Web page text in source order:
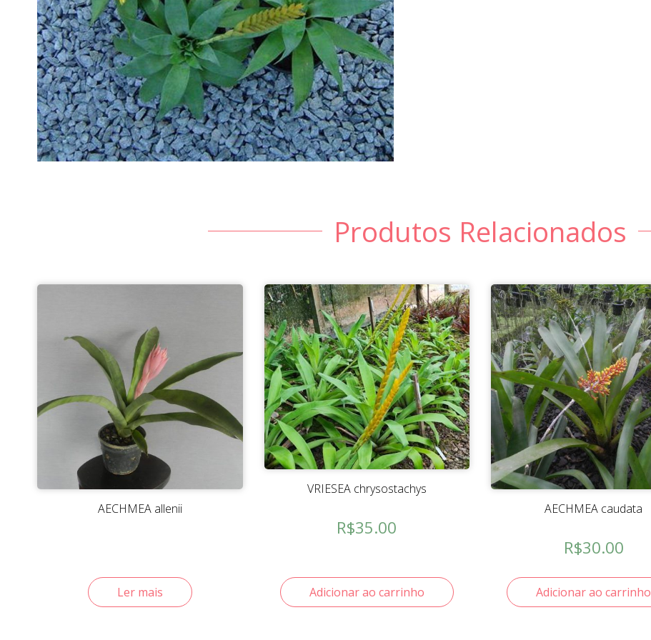
Produtos Relacionados
AECHMEA allenii
Ler mais
VRIESEA chrysostachys
R$35.00
Adicionar ao carrinho
AECHMEA caudata
R$30.00
Adicionar ao carrinho